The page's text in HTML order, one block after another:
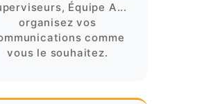
Équipe A...
organisez vos
comme
vous le souhaitez.